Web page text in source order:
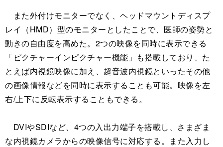
また外付けモニターでなく、ヘッドマウントディスプ
レイ（HMD）型のモニターとしたことで、医師の姿勢と
動きの自由度を高めた。2つの映像を同時に表示できる
「ピクチャーインピクチャー機能」も搭載しており、た
とえば内視鏡映像に加え、超音波内視鏡といったその他
の画像情報などを同時に表示することも可能。映像を左
右/上下に反転表示することもできる。
DVIやSDIなど、4つの入出力端子を搭載し、さまざま
な内視鏡カメラからの映像信号に対応する。また入力し